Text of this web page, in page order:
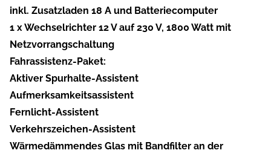
inkl. Zusatzladen 18 A und Batteriecomputer
1 x Wechselrichter 12 V auf 230 V, 1800 Watt mit
Netzvorrangschaltung
Fahrassistenz-Paket:
Aktiver Spurhalte-Assistent
Aufmerksamkeitsassistent
Fernlicht-Assistent
Verkehrszeichen-Assistent
Wärmedämmendes Glas mit Bandfilter an der